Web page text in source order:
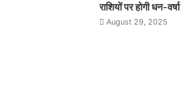
राशियों पर होगी धन-वर्षा
August 29, 2025